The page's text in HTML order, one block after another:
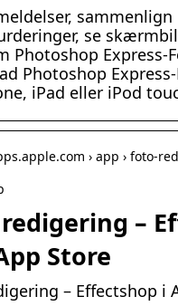
sammenlign
se
Photoshop Express-
Photoshop
iPad eller iPod
› app › foto-
–
Store
– Effectshop i